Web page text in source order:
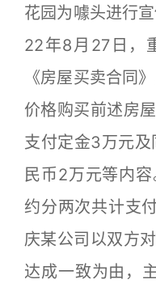
花园为噱头进行
22年8月27日，
《房屋买卖合同
价格购买前述房
支付定金3万元
民币2万元等内
约分两次共计支
庆某公司以双方
达成一致为由，